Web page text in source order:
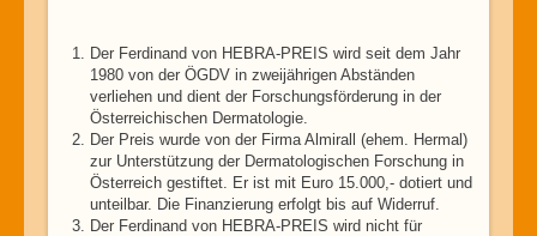
Der Ferdinand von HEBRA-PREIS wird seit dem Jahr
1980 von der ÖGDV in zweijährigen Abständen
verliehen und dient der Forschungsförderung in der
Österreichischen Dermatologie.
Der Preis wurde von der Firma Almirall (ehem. Hermal)
zur Unterstützung der Dermatologischen Forschung in
Österreich gestiftet. Er ist mit Euro 15.000,- dotiert und
unteilbar. Die Finanzierung erfolgt bis auf Widerruf.
Der Ferdinand von HEBRA-PREIS wird nicht für